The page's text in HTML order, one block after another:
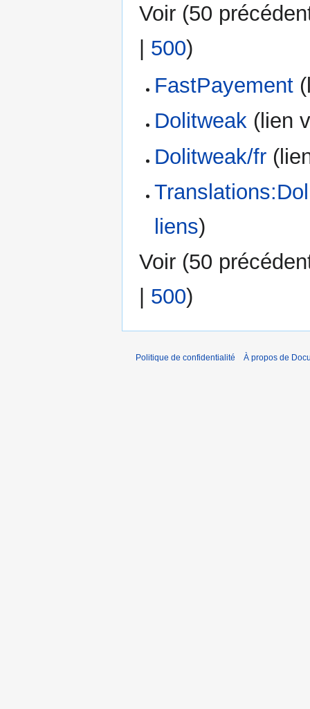
Voir (50
| 500)
FastPayement
Dolitweak (lien
Dolitweak/fr
liens)
Voir (50
500)
Politique de confidentialité À propos de